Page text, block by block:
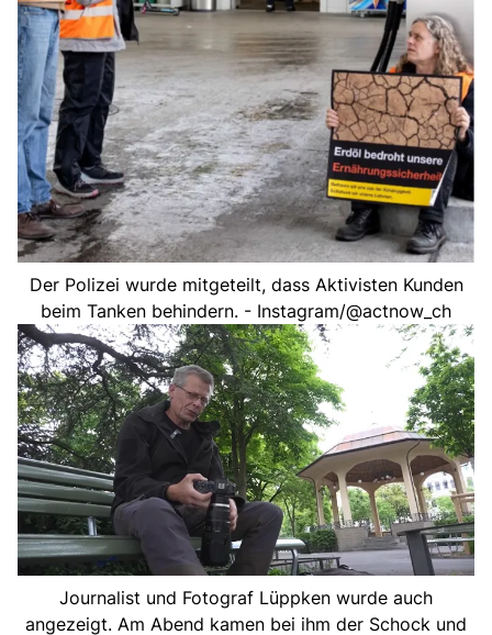
Der Polizei wurde mitgeteilt, dass Aktivisten Kunden
beim Tanken behindern. - Instagram/@actnow_ch
Journalist und Fotograf Lüppken wurde auch
angezeigt. Am Abend kamen bei ihm der Schock und